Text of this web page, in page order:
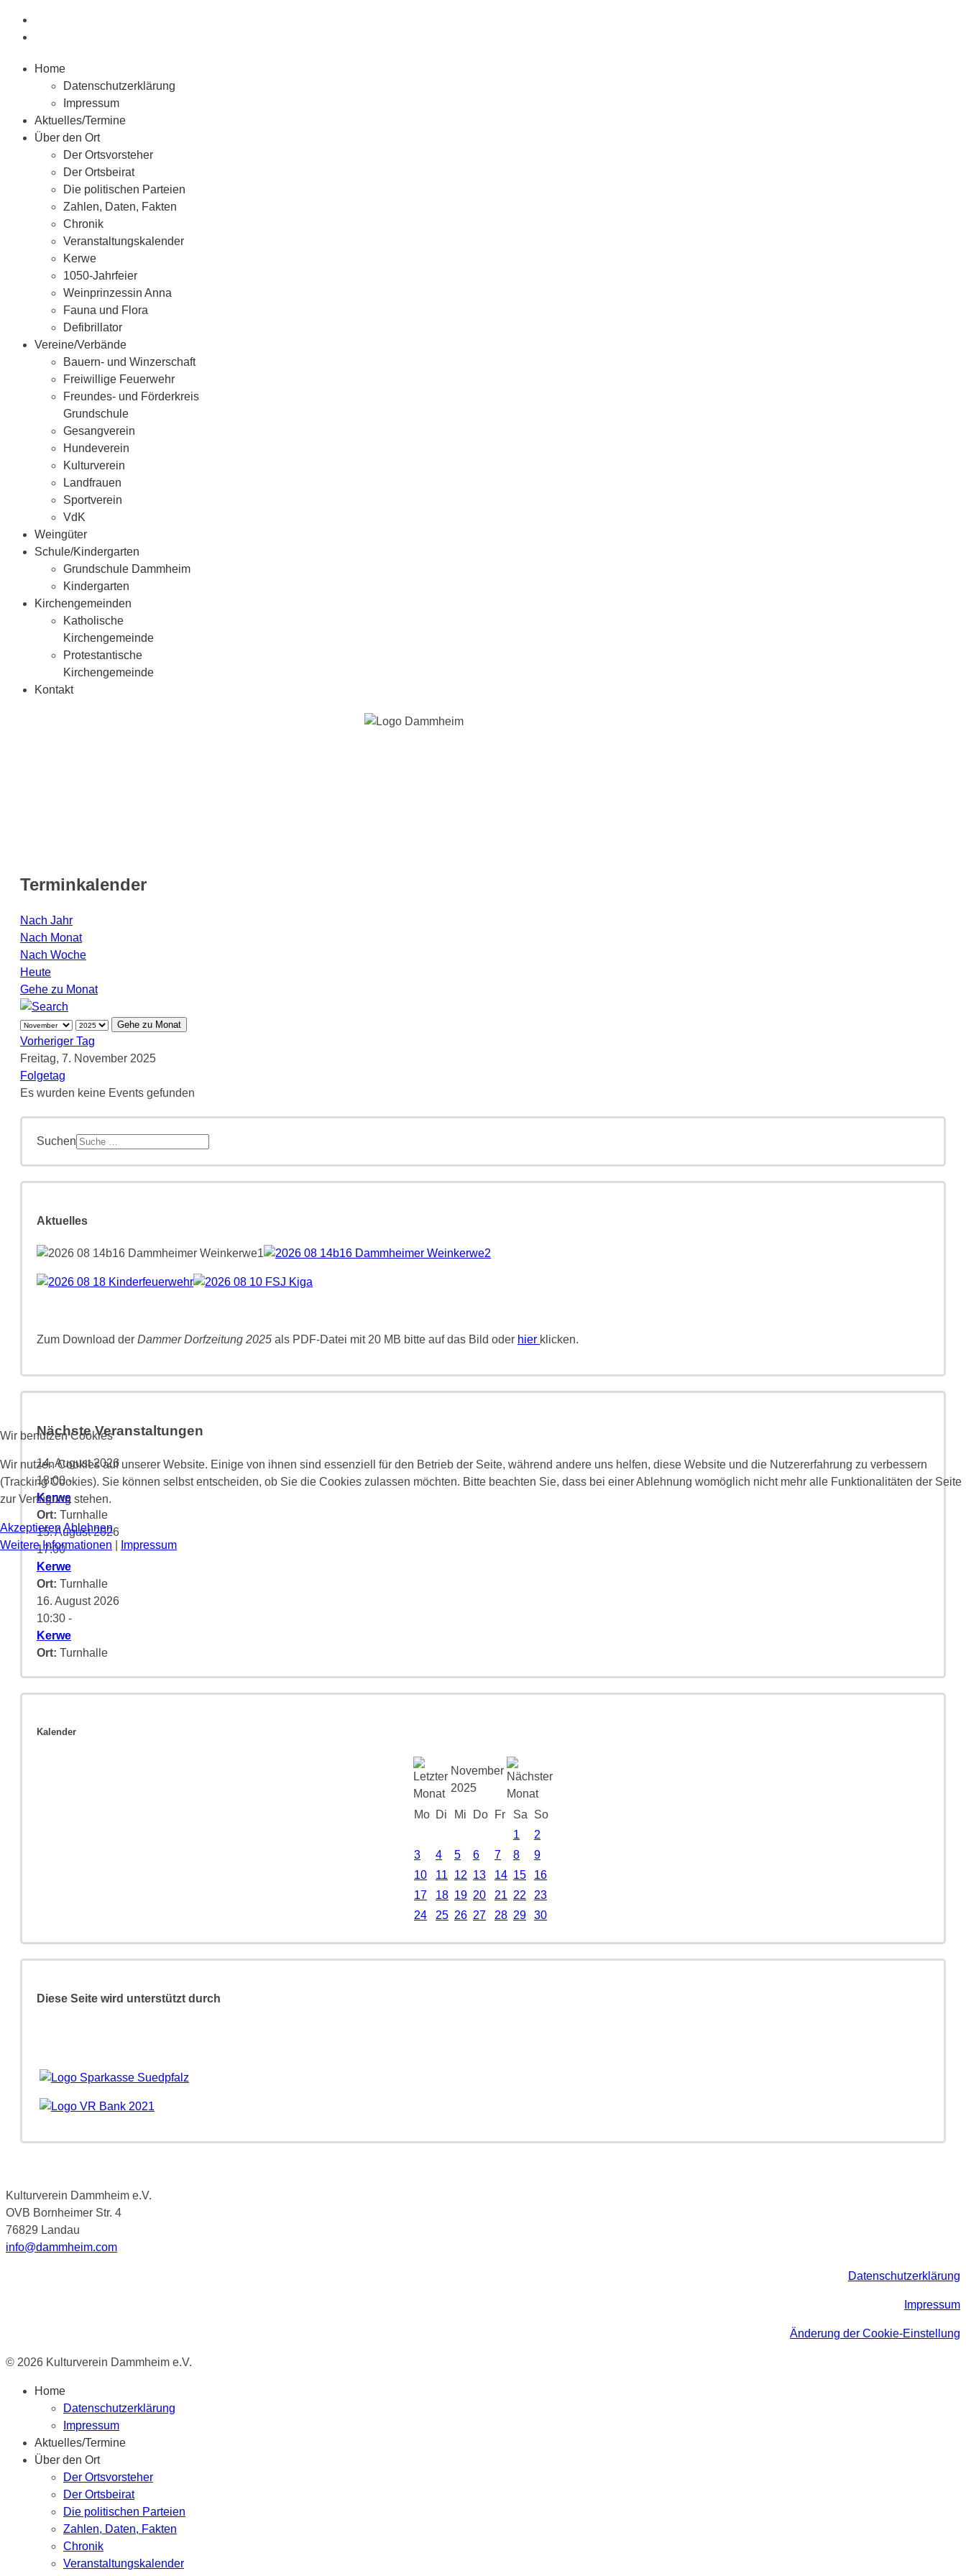
Home
Datenschutzerklärung
Impressum
Aktuelles/Termine
Über den Ort
Der Ortsvorsteher
Der Ortsbeirat
Die politischen Parteien
Zahlen, Daten, Fakten
Chronik
Veranstaltungskalender
Kerwe
1050-Jahrfeier
Weinprinzessin Anna
Fauna und Flora
Defibrillator
Vereine/Verbände
Bauern- und Winzerschaft
Freiwillige Feuerwehr
Freundes- und Förderkreis
Grundschule
Gesangverein
Hundeverein
Kulturverein
Landfrauen
Sportverein
VdK
Weingüter
Schule/Kindergarten
Grundschule Dammheim
Kindergarten
Kirchengemeinden
Katholische
Kirchengemeinde
Protestantische
Kirchengemeinde
Kontakt
Terminkalender
Nach Jahr
Nach Monat
Nach Woche
Heute
Gehe zu Monat
Gehe zu Monat
Vorheriger Tag
Freitag, 7. November 2025
Folgetag
Es wurden keine Events gefunden
Suchen
Aktuelles
Zum Download der Dammer Dorfzeitung 2025 als PDF-Datei mit 20 MB bitte auf das Bild oder hier klicken.
Nächste Veranstaltungen
14. August 2026
18:00-
Kerwe
Ort: Turnhalle
15. August 2026
17:00-
Kerwe
Ort: Turnhalle
16. August 2026
10:30 -
Kerwe
Ort: Turnhalle
Kalender
November
2025
Mo Di Mi Do Fr Sa
So
1
2
3
4 5 6 7 8
9
10
11 12 13 14 15
16
17
18 19 20 21 22
23
24
25 26 27 28 29 30
Diese Seite wird unterstützt durch
Kulturverein Dammheim e.V.
OVB Bornheimer Str. 4
76829 Landau
info@dammheim.com
Datenschutzerklärung
Impressum
Änderung der Cookie-Einstellung
© 2026 Kulturverein Dammheim e.V.
Home
Datenschutzerklärung
Impressum
Aktuelles/Termine
Über den Ort
Der Ortsvorsteher
Der Ortsbeirat
Die politischen Parteien
Zahlen, Daten, Fakten
Chronik
Veranstaltungskalender
Wir benutzen Cookies
Wir nutzen Cookies auf unserer Website. Einige von ihnen sind essenziell für den Betrieb der Seite, während andere uns helfen, diese Website und die Nutzererfahrung zu verbessern
(Tracking Cookies). Sie können selbst entscheiden, ob Sie die Cookies zulassen möchten. Bitte beachten Sie, dass bei einer Ablehnung womöglich nicht mehr alle Funktionalitäten der Seite
zur Verfügung stehen.
Akzeptieren Ablehnen
Weitere Informationen
Impressum